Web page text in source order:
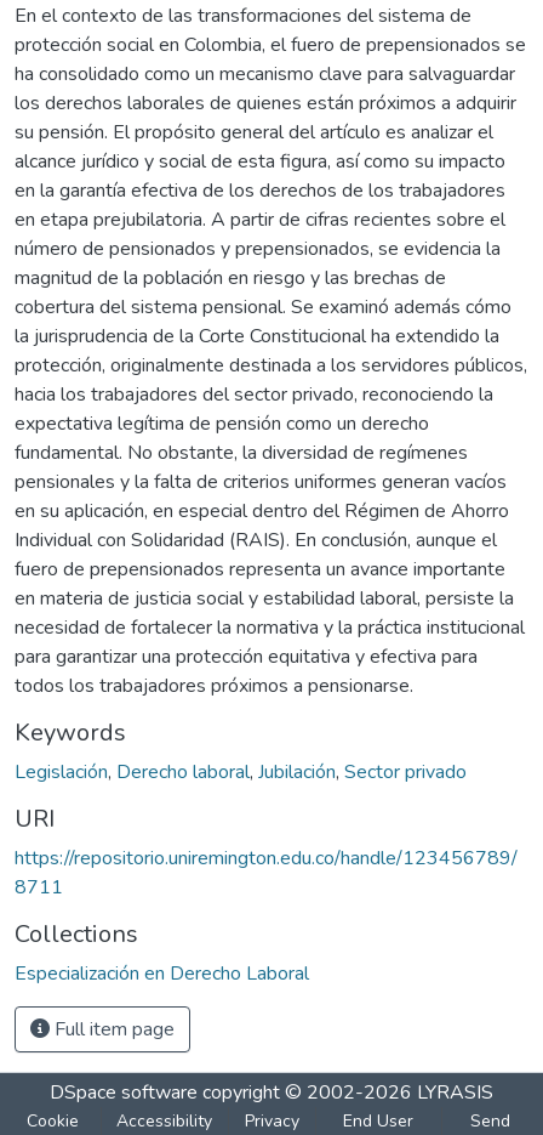
En el contexto de las transformaciones del sistema de
protección social en Colombia, el fuero de prepensionados se
ha consolidado como un mecanismo clave para salvaguardar
los derechos laborales de quienes están próximos a adquirir
su pensión. El propósito general del artículo es analizar el
alcance jurídico y social de esta figura, así como su impacto
en la garantía efectiva de los derechos de los trabajadores
en etapa prejubilatoria. A partir de cifras recientes sobre el
número de pensionados y prepensionados, se evidencia la
magnitud de la población en riesgo y las brechas de
cobertura del sistema pensional. Se examinó además cómo
la jurisprudencia de la Corte Constitucional ha extendido la
protección, originalmente destinada a los servidores públicos,
hacia los trabajadores del sector privado, reconociendo la
expectativa legítima de pensión como un derecho
fundamental. No obstante, la diversidad de regímenes
pensionales y la falta de criterios uniformes generan vacíos
en su aplicación, en especial dentro del Régimen de Ahorro
Individual con Solidaridad (RAIS). En conclusión, aunque el
fuero de prepensionados representa un avance importante
en materia de justicia social y estabilidad laboral, persiste la
necesidad de fortalecer la normativa y la práctica institucional
para garantizar una protección equitativa y efectiva para
todos los trabajadores próximos a pensionarse.
Keywords
Legislación, Derecho laboral, Jubilación, Sector privado
URI
https://repositorio.uniremington.edu.co/handle/123456789/
8711
Collections
Especialización en Derecho Laboral
Full item page
DSpace software copyright © 2002-2026 LYRASIS
Cookie
Accessibility
Privacy
End User
Send